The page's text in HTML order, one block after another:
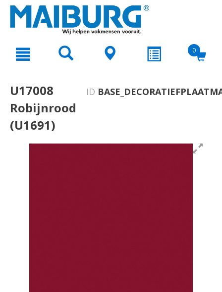
text.skipToNavigation
0
U17008
Robijnrood
(U1691)
ID